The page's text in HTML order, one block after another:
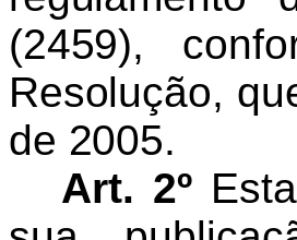
(2459),
Resolução,
de 2005.
Art. 2ºEsta